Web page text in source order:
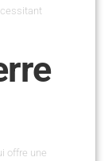
offre une